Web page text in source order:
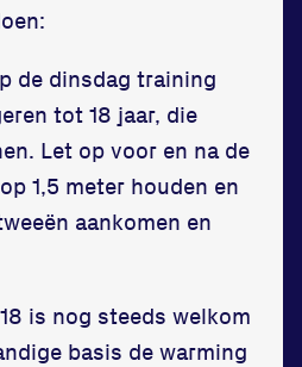
de dinsdag training
tot 18 jaar, die
Let op voor en na de
1,5 meter houden en
aankomen en
is nog steeds welkom
basis de warming